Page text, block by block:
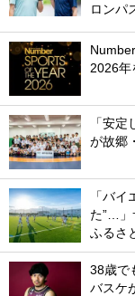
ロンパ
2026年
「安
が故郷
「バ
た”…」
ふるさ
38歳で
バスケ